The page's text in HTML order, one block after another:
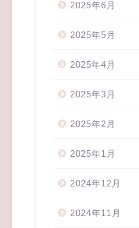
2025年6月
2025年5月
2025年4月
2025年3月
2025年2月
2025年1月
2024年12月
2024年11月